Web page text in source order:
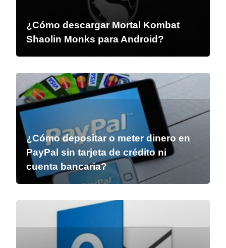
¿Cómo descargar Mortal Kombat
Shaolin Monks para Android?
¿Cómo depositar o meter dinero en
PayPal sin tarjeta de crédito ni
cuenta bancaria?